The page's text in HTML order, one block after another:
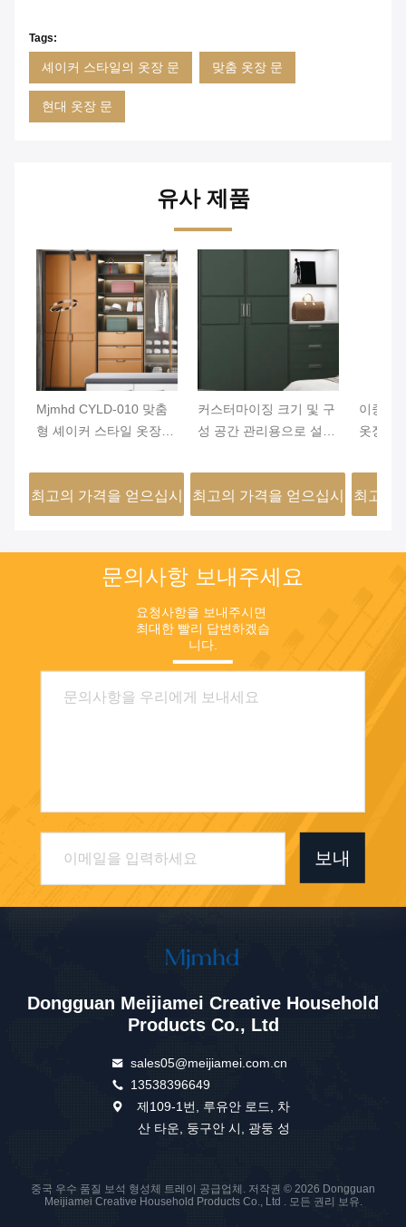
Tags:
셰이커 스타일의 옷장 문 맞춤 옷장 문
현대 옷장 문
유사 제품
Mjmhd CYLD-010 맞춤
형 셰이커 스타일 옷장
티클 보드, PVC 라미네
이트, 알루미늄 엣지 밴
딩, 현대적인 침실 및 옷
최고의 가격을 얻으십시
커스터마이징 크기 및 구
성 공간 관리용으로 설계
라미네이트 완성 옷장 문
최고의 가격을 얻으십시
이중 개
옷장 도
사항에
용적인
최고의
문의사항 보내주세요
요청사항을 보내주시면
최대한 빨리 답변하겠습
니다.
보내
Dongguan Meijiamei Creative Household
Products Co., Ltd
sales05@meijiamei.com.cn
13538396649
제109-1번, 루유안 로드, 차
산 타운, 둥구안 시, 광둥 성
중국 우수 품질 보석 형성체 트레이 공급업체. 저작권 © 2026 Dongguan
Meijiamei Creative Household Products Co., Ltd . 모든 권리 보유.